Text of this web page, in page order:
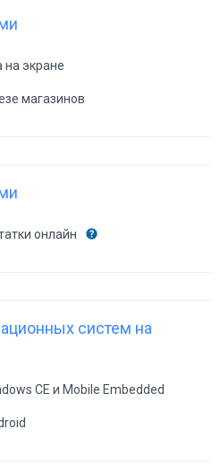
на экране
магазинов
онлайн
систем на
CE и Mobile Embedded